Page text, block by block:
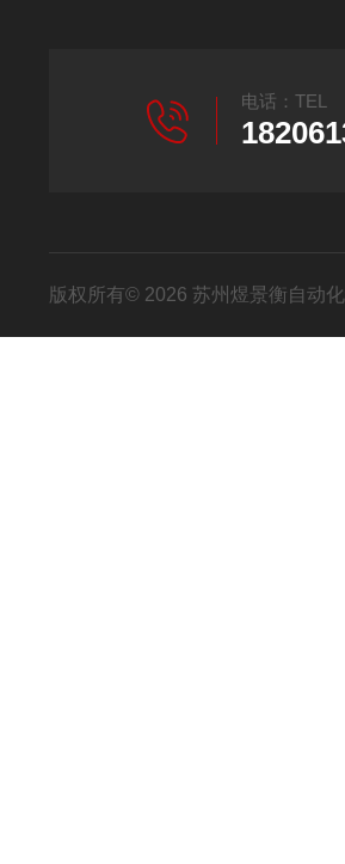
电话：TEL
版权所有© 2026 苏州煜景衡自动